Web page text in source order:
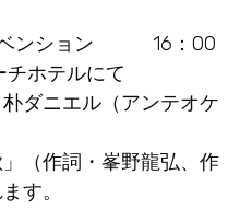
ンション 16：00
ホテルにて
ニエル（アンテオケ
（作詞・峯野龍弘、作
す。